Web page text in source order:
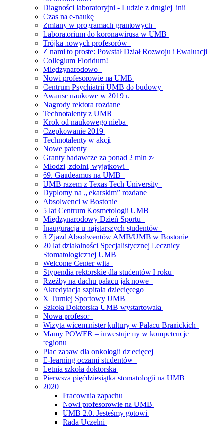
Diagności laboratoryjni - Ludzie z drugiej linii
Czas na e-naukę
Zmiany w programach grantowych
Laboratorium do koronawirusa w UMB
Trójka nowych profesorów
Z nami to proste: Powstał Dział Rozwoju i Ewaluacji
Collegium Floridum!
Międzynarodowo
Nowi profesorowie na UMB
Centrum Psychiatrii UMB do budowy
Awanse naukowe w 2019 r.
Nagrody rektora rozdane
Technotalenty z UMB
Krok od naukowego nieba
Czepkowanie 2019
Technotalenty w akcji
Nowe patenty
Granty badawcze za ponad 2 mln zł
Młodzi, zdolni, wyjątkowi
69. Gaudeamus na UMB
UMB razem z Texas Tech University
Dyplomy na „lekarskim” rozdane
Absolwenci w Bostonie
5 lat Centrum Kosmetologii UMB
Międzynarodowy Dzień Sportu
Inauguracja u najstarszych studentów
8 Zjazd Absolwentów AMB/UMB w Bostonie
20 lat działalności Specjalistycznej Lecznicy
Stomatologicznej UMB
Welcome Center wita
Stypendia rektorskie dla studentów I roku
Rzeźby na dachu pałacu jak nowe
Akredytacja szpitala dziecięcego
X Turniej Sportowy UMB
Szkoła Doktorska UMB wystartowała
Nowa profesor
Wizyta wiceminister kultury w Pałacu Branickich
Mamy POWER – inwestujemy w kompetencje
regionu
Plac zabaw dla onkologii dziecięcej
E-learning oczami studentów
Letnia szkoła doktorska
Pierwsza pięćdziesiątka stomatologii na UMB
2020
Pracownia zapachu
Nowi profesorowie na UMB
UMB 2.0. Jesteśmy gotowi
Rada Uczelni